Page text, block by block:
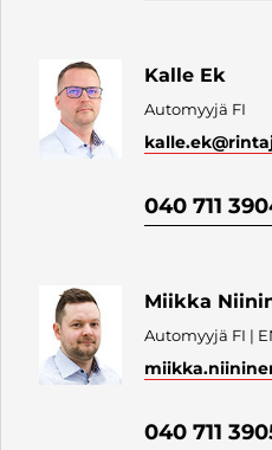
Kalle Ek
Automyyjä FI
kalle.ek
040 711
Miikka
Automyyjä FI |
040 711